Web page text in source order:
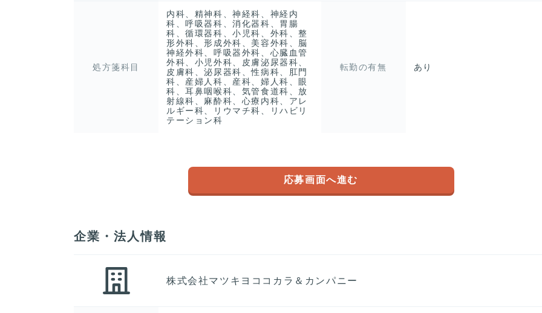
処方箋科目
内科、精神科、神経科、神経内
科、呼吸器科、消化器科、胃腸
科、循環器科、小児科、外科、整
形外科、形成外科、美容外科、脳
神経外科、呼吸器外科、心臓血管
外科、小児外科、皮膚泌尿器科、
皮膚科、泌尿器科、性病科、肛門
科、産婦人科、産科、婦人科、眼
科、耳鼻咽喉科、気管食道科、放
射線科、麻酔科、心療内科、アレ
ルギー科、リウマチ科、リハビリ
テーション科
転勤の有無 あり
応募画面へ進む
企業・法人情報
株式会社マツキヨココカラ＆カンパニー